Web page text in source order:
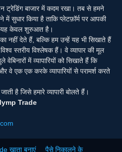
बाजार में कदम रखा। तब से हमने
सुधार किया है ताकि प्लेटफ़ॉर्म पर आपकी
यह केवल शुरुआत है।
नहीं देते हैं, बल्कि हम उन्हें यह भी सिखाते हैं
स्तरीय विश्लेषक हैं। वे व्यापार की मूल
में व्यापारियों को सिखाते हैं कि
एक एक करके व्यापारियों से परामर्श करते
है जिसे हमारे व्यापारी बोलते हैं।
Trade
खाता बनाएं पैसे निकालने के